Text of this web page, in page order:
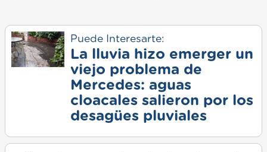
Puede Interesarte:
La lluvia hizo emerger un
viejo problema de
Mercedes: aguas
cloacales salieron por los
desagües pluviales